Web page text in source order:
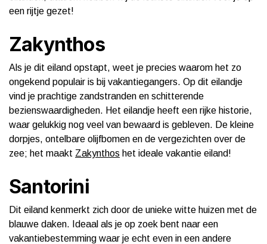
een rijtje gezet!
Zakynthos
Als je dit eiland opstapt, weet je precies waarom het zo
ongekend populair is bij vakantiegangers. Op dit eilandje
vind je prachtige zandstranden en schitterende
bezienswaardigheden. Het eilandje heeft een rijke historie,
waar gelukkig nog veel van bewaard is gebleven. De kleine
dorpjes, ontelbare olijfbomen en de vergezichten over de
zee; het maakt Zakynthos het ideale vakantie eiland!
Santorini
Dit eiland kenmerkt zich door de unieke witte huizen met de
blauwe daken. Ideaal als je op zoek bent naar een
vakantiebestemming waar je echt even in een andere